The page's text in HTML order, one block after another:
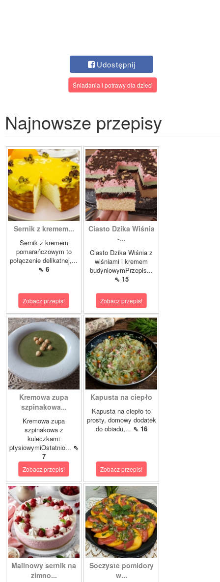
Udostępnij
Śniadania i potrawy dla dzieci
Najnowsze przepisy
Sernik z kremem...
Sernik z kremem
pomarańczowym to
połączenie delikatnej,...
⇖ 6
Zobacz przepis!
Ciasto Dzika Wiśnia
-...
Ciasto Dzika Wiśnia z
wiśniami i kremem
budyniowymPrzepis...
⇖ 15
Zobacz przepis!
Kremowa zupa
szpinakowa...
Kremowa zupa
szpinakowa z
kuleczkami
ptysiowymiOstatnio... ⇖
7
Zobacz przepis!
Kapusta na ciepło
Kapusta na ciepło to
prosty, domowy dodatek
do obiadu,... ⇖ 16
Zobacz przepis!
Malinowy sernik na
zimno...
Soczyste pomidory
w...